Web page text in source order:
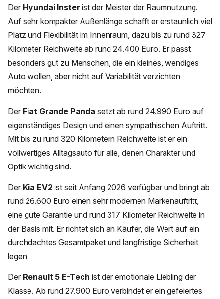
Der Hyundai Inster ist der Meister der Raumnutzung.
Auf sehr kompakter Außenlänge schafft er erstaunlich viel
Platz und Flexibilität im Innenraum, dazu bis zu rund 327
Kilometer Reichweite ab rund 24.400 Euro. Er passt
besonders gut zu Menschen, die ein kleines, wendiges
Auto wollen, aber nicht auf Variabilität verzichten
möchten.
Der Fiat Grande Panda setzt ab rund 24.990 Euro auf
eigenständiges Design und einen sympathischen Auftritt.
Mit bis zu rund 320 Kilometern Reichweite ist er ein
vollwertiges Alltagsauto für alle, denen Charakter und
Optik wichtig sind.
Der Kia EV2 ist seit Anfang 2026 verfügbar und bringt ab
rund 26.600 Euro einen sehr modernen Markenauftritt,
eine gute Garantie und rund 317 Kilometer Reichweite in
der Basis mit. Er richtet sich an Käufer, die Wert auf ein
durchdachtes Gesamtpaket und langfristige Sicherheit
legen.
Der Renault 5 E-Tech ist der emotionale Liebling der
Klasse. Ab rund 27.900 Euro verbindet er ein gefeiertes